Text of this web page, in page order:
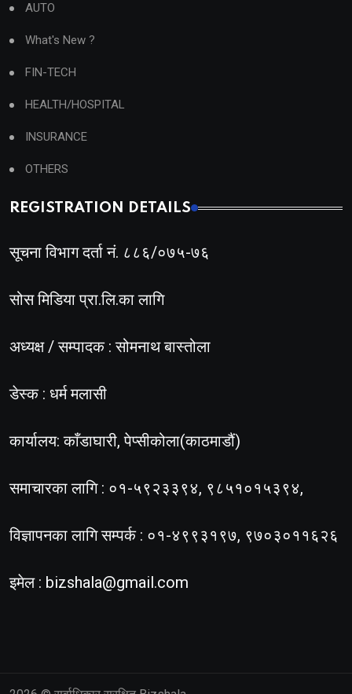
AUTO
What's New ?
FIN-TECH
HEALTH/HOSPITAL
INSURANCE
OTHERS
REGISTRATION DETAILS
सूचना विभाग दर्ता नं. ८८६/०७५-७६
सोस मिडिया प्रा.लि.का लागि
अध्यक्ष / सम्पादक : सोमनाथ बास्तोला
डेस्क : धर्म मलासी
कार्यालय: काँडाघारी, पेप्सीकोला(काठमाडौं)
समाचारका लागि : ०१-५९२३३९४, ९८५१०१५३९४,
विज्ञापनका लागि सम्पर्क : ०१-४९९३१९७, ९७०३०११६२६
इमेल : bizshala@gmail.com